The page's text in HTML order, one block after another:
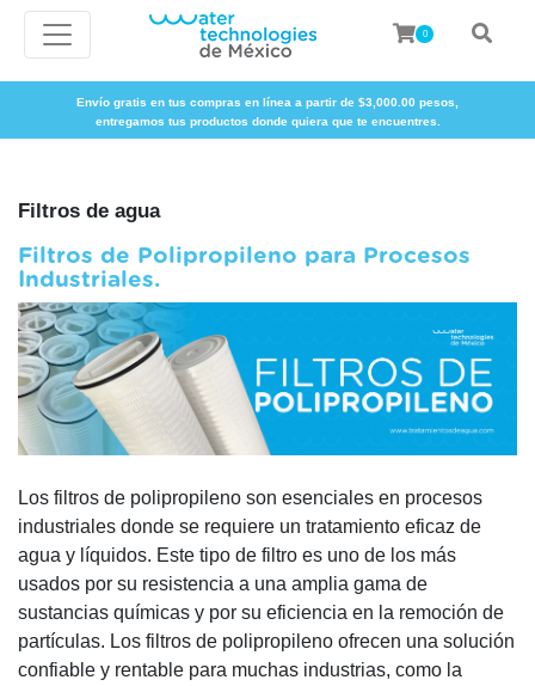
0
Envío gratis en tus compras en línea a partir de $3,000.00 pesos,
entregamos tus productos donde quiera que te encuentres.
Filtros de agua
Filtros de Polipropileno para Procesos
Industriales.
Los filtros de polipropileno son esenciales en procesos
industriales donde se requiere un tratamiento eficaz de
agua y líquidos. Este tipo de filtro es uno de los más
usados por su resistencia a una amplia gama de
sustancias químicas y por su eficiencia en la remoción de
partículas. Los filtros de polipropileno ofrecen una solución
confiable y rentable para muchas industrias, como la